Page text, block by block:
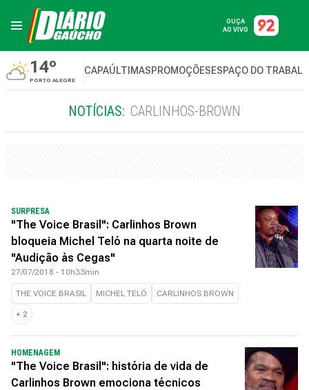
OUÇA
AO VIVO
14º
PORTO ALEGRE
CAPAÚLTIMASPROMOÇÕESESPAÇO DO
NOTÍCIAS: CARLINHOS-BROWN
SURPRESA
"The Voice Brasil": Carlinhos Brown
bloqueia Michel Teló na quarta noite de
"Audição às Cegas"
27/07/2018 - 10h33min
THE VOICE BRASIL MICHEL TELÓ CARLINHOS BROWN
+ 2
HOMENAGEM
"The Voice Brasil": história de vida de
Carlinhos Brown emociona técnicos